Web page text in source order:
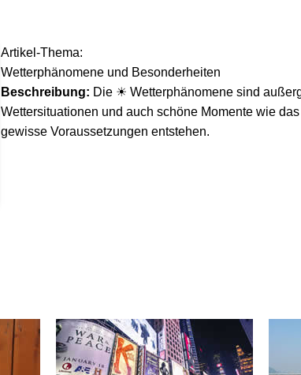
Artikel-Thema:
Wetterphänomene und Besonderheiten
Beschreibung: Die ☀ Wetterphänomene sind
Wettersituationen und auch schöne Momente wie
gewisse Voraussetzungen entstehen.